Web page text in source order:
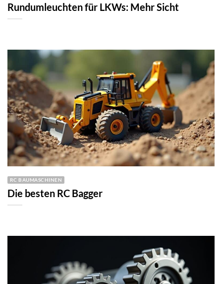
Rundumleuchten für LKWs: Mehr Sicht
RC BAUMASCHINEN
Die besten RC Bagger